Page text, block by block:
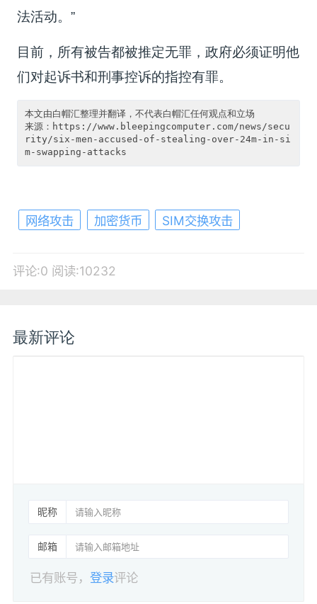
法活动。”
目前，所有被告都被推定无罪，政府必须证明他
们对起诉书和刑事控诉的指控有罪。
本文由白帽汇整理并翻译，不代表白帽汇任何观点和立场
来源：https://www.bleepingcomputer.com/news/secu
rity/six-men-accused-of-stealing-over-24m-in-si
m-swapping-attacks
网络攻击 加密货币 SIM交换攻击
评论:0 阅读:10232
最新评论
昵称
邮箱
已有账号，登录评论